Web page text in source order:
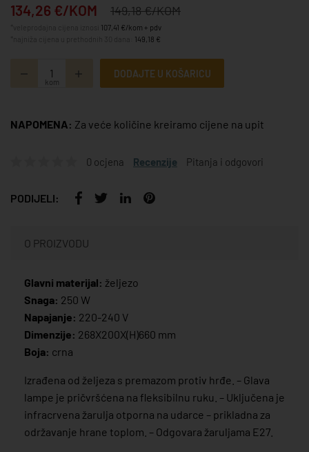
134,26 €/KOM 149,18 €/KOM
107,41 €/kom + pdv
149,18 €
kom
DODAJTE U KOŠARICU
NAPOMENA: Za veće količine kreiramo cijene na upit
0 ocjena Recenzije Pitanja i odgovori
PODIJELI:
O PROIZVODU
Glavni materijal: željezo
Snaga: 250 W
Napajanje: 220-240 V
Dimenzije: 268X200X(H)660 mm
Boja: crna
Izrađena od željeza s premazom protiv hrđe. – Glava
lampe je pričvršćena na fleksibilnu ruku. – Uključena je
infracrvena žarulja otporna na udarce – prikladna za
održavanje hrane toplom. – Odgovara žaruljama E27.